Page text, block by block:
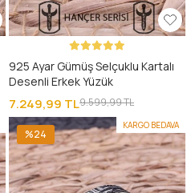
925 Ayar Gümüş Selçuklu Kartalı
Desenli Erkek Yüzük
7.249,99 TL9.599,99 TL
KARGO BEDAVA
%24